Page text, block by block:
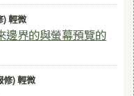
) 輕微
邊界的與螢幕預覽的
修) 輕微